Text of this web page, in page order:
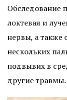
Обследование
локтевая и
нервы, а также
нескольких
подвывих в
другие травмы.